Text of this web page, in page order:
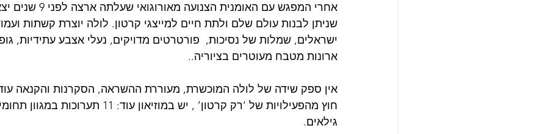
אחרי המפגש עם
שניתן לבנות עולם שלם ולתת חיים למייצגי קרטון. לולה יוצרת קשתות
ישראלים, שמלות של נסיכות,  פורטרטים מדויקים, נעלי אצבע עתידיות,
ארונות מטבח מעוטרים בציוריה..
אין ספק שידה של לולה המוכשרת, מעוררת ההשראה, הסקרנות והקנאה
חוץ מהפעילויות של ‘רק קרטון’ , יש במוזיאון
גילאים.